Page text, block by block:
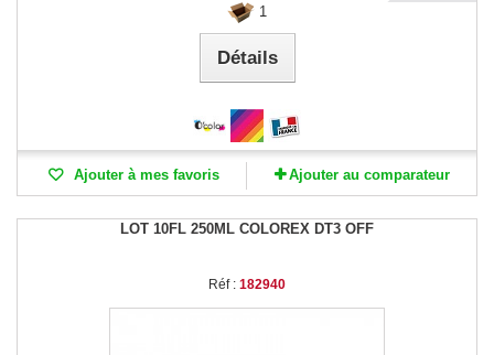
1
Détails
Ajouter à mes favoris Ajouter au comparateur
LOT 10FL 250ML COLOREX DT3 OFF
Réf : 182940